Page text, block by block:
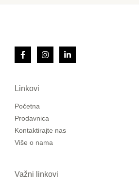
Linkovi
Početna
Prodavnica
Kontaktirajte nas
Više o nama
Važni linkovi